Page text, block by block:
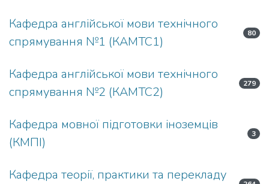
Кафедра англійської мови технічного
спрямування №1 (КАМТС1)
80
Кафедра англійської мови технічного
спрямування №2 (КАМТС2)
279
Кафедра мовної підготовки іноземців
(КМПІ)
3
Кафедра теорії, практики та перекладу